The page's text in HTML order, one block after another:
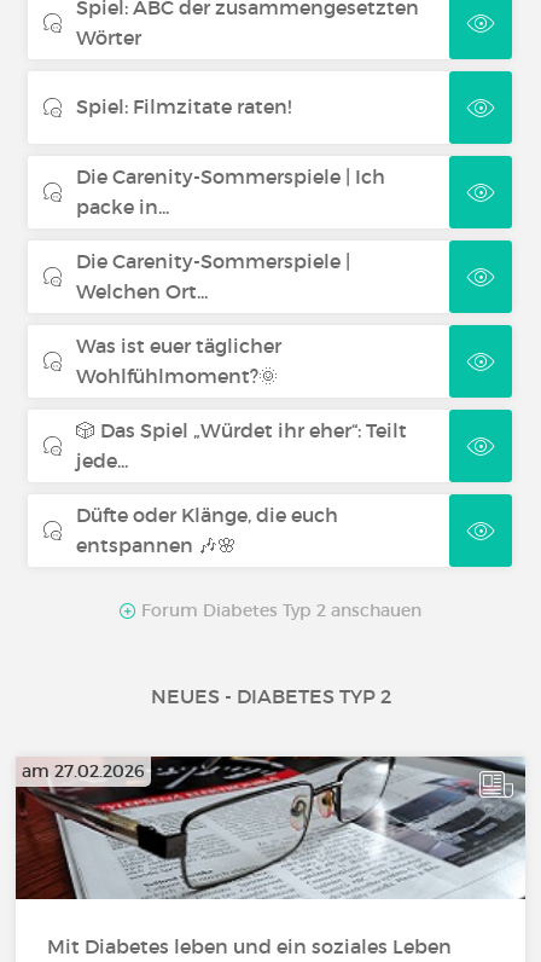
Spiel: ABC der zusammengesetzten
Wörter
Spiel: Filmzitate raten!
Die Carenity-Sommerspiele | Ich
packe in...
Die Carenity-Sommerspiele |
Welchen Ort...
Was ist euer täglicher
Wohlfühlmoment?🌞
🎲 Das Spiel „Würdet ihr eher“: Teilt
jede...
Düfte oder Klänge, die euch
entspannen 🎶🌸
Forum Diabetes Typ 2 anschauen
NEUES - DIABETES TYP 2
am 27.02.2026
Mit Diabetes leben und ein soziales Leben